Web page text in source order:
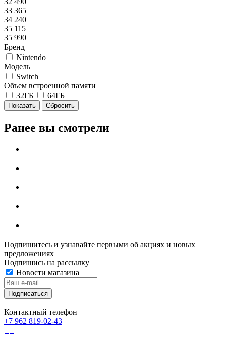
33 365
34 240
35 115
35 990
Бренд
Nintendo
Модель
Switch
Объем встроенной памяти
32ГБ
64ГБ
Сбросить
Ранее вы смотрели
Подпишитесь и узнавайте первыми об акциях и новых
предложениях
Подпишись на рассылку
Новости магазина
Контактный телефон
+7 962 819-02-43